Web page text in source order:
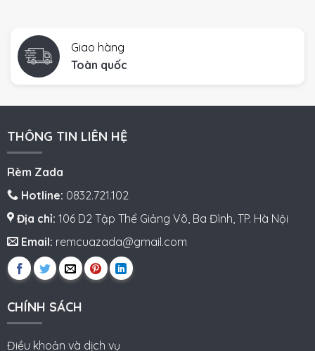
Giao hàng
Toàn quốc
THÔNG TIN LIÊN HỆ
Rèm Zada
Hotline: 0832.721.102
Địa chỉ: 106 D2 Tập Thể Giảng Võ, Ba Đình, TP. Hà Nội
Email: remcuazada@gmail.com
CHÍNH SÁCH
Điều khoản và dịch vụ